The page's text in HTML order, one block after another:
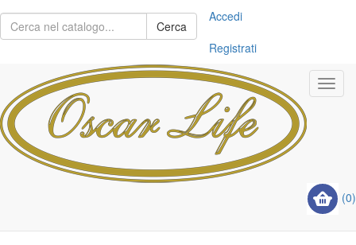
Cerca
Accedi
Registrati
(0)